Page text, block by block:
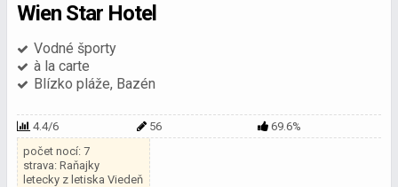
Wien Star Hotel
Vodné športy
à la carte
Blízko pláže, Bazén
4.4/6 56
69.6%
počet nocí: 7
strava: Raňajky
letecky z letiska Viedeň